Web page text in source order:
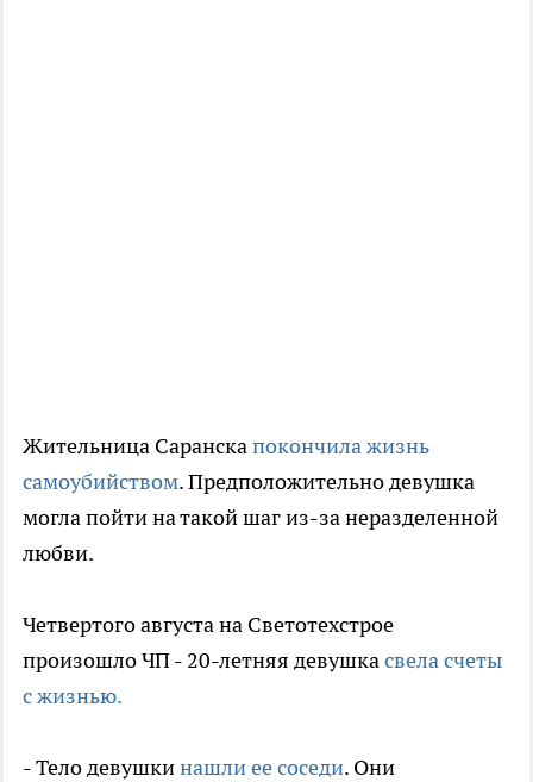
Жительница Саранскапокончила жизнь
самоубийством. Предположительно девушка
могла пойти на такой шаг из-за неразделенной
любви.
Четвертого августа на Светотехстрое
произошло ЧП - 20-летняя девушкасвела счеты
с жизнью.
- Тело девушкинашли ее соседи. Они